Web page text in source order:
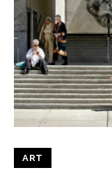
ART